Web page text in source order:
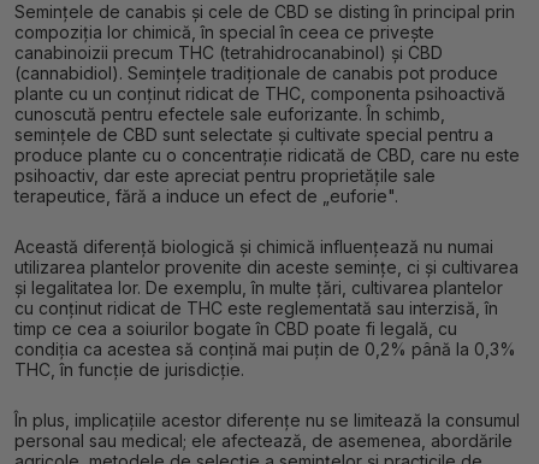
Semințele de canabis și cele de CBD se disting în principal prin
compoziția lor chimică, în special în ceea ce privește
canabinoizii precum THC (tetrahidrocanabinol) și CBD
(cannabidiol). Semințele tradiționale de canabis pot produce
plante cu un conținut ridicat de THC, componenta psihoactivă
cunoscută pentru efectele sale euforizante. În schimb,
semințele de CBD sunt selectate și cultivate special pentru a
produce plante cu o concentrație ridicată de CBD, care nu este
psihoactiv, dar este apreciat pentru proprietățile sale
terapeutice, fără a induce un efect de „euforie".
Această diferență biologică și chimică influențează nu numai
utilizarea plantelor provenite din aceste semințe, ci și cultivarea
și legalitatea lor. De exemplu, în multe țări, cultivarea plantelor
cu conținut ridicat de THC este reglementată sau interzisă, în
timp ce cea a soiurilor bogate în CBD poate fi legală, cu
condiția ca acestea să conțină mai puțin de 0,2% până la 0,3%
THC, în funcție de jurisdicție.
În plus, implicațiile acestor diferențe nu se limitează la consumul
personal sau medical; ele afectează, de asemenea, abordările